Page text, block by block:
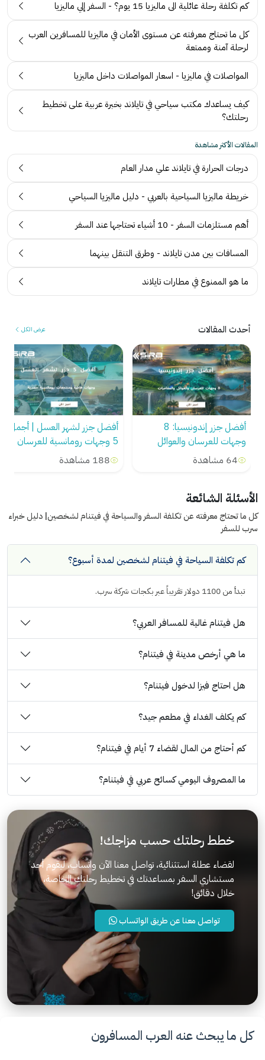
كم تكلفة رحلة عائلية الى ماليزيا 15 يوم؟ - السفر إلي ماليزيا
كل ما تحتاج معرفته عن مستوى الأمان في ماليزيا للمسافرين العرب
لرحلة آمنة وممتعة
المواصلات في ماليزيا - اسعار المواصلات داخل ماليزيا
كيف يساعدك مكتب سياحي في تايلاند بخبرة عربية على تخطيط
رحلتك؟
المقالات الأكثر مشاهدة
درجات الحرارة في تايلاند علي مدار العام
خريطة ماليزيا السياحية بالعربي - دليل ماليزيا السياحي
أهم مستلزمات السفر - 10 أشياء تحتاجها عند السفر
المسافات بين مدن تايلاند - وطرق التنقل بينهما
ما هو الممنوع في مطارات تايلاند
أحدث المقالات عرض الكل
أفضل جزر لشهر العسل | أجمل
5 وجهات رومانسية للعرسان
188 مشاهدة
دليل حجز شقق فندقية في
فيتنام للعوائل والعرسان
بأسعار تنافسية
65 مشاهدة
الأسئلة الشائعة
كل ما تحتاج معرفته عن تكلفة السفر والسياحة في فيتنام لشخصين| دليل خبراء
سرب للسفر
كم تكلفة السياحة في فيتنام لشخصين لمدة أسبوع؟
تبدأ من 1100 دولار تقريباً عبر بكجات شركة سرب.
هل فيتنام غالية للمسافر العربي؟
ما هي أرخص مدينة في فيتنام؟
هل احتاج فيزا لدخول فيتنام؟
كم يكلف الغداء في مطعم جيد؟
كم أحتاج من المال لقضاء 7 أيام في فيتنام؟
ما المصروف اليومي كسائح عربي في فيتنام؟
خطط رحلتك حسب مزاجك!
لقضاء عطلة استثنائية، تواصل معنا الآن واتساب، ليقوم أحد
مستشاري السفر بمساعدتك في تخطيط رحلتك الخاصة،
خلال دقائق!
تواصل معنا عن طريق الواتساب
كل ما يبحث عنه العرب المسافرون